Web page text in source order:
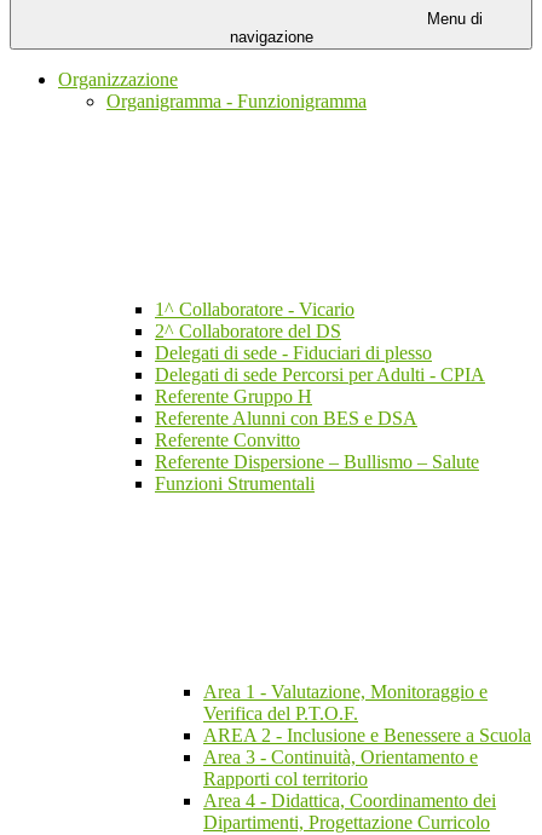
Menu di
navigazione
Organizzazione
Organigramma - Funzionigramma
1^ Collaboratore - Vicario
2^ Collaboratore del DS
Delegati di sede - Fiduciari di plesso
Delegati di sede Percorsi per Adulti - CPIA
Referente Gruppo H
Referente Alunni con BES e DSA
Referente Convitto
Referente Dispersione – Bullismo – Salute
Funzioni Strumentali
Area 1 - Valutazione, Monitoraggio e
Verifica del P.T.O.F.
AREA 2 - Inclusione e Benessere a Scuola
Area 3 - Continuità, Orientamento e
Rapporti col territorio
Area 4 - Didattica, Coordinamento dei
Dipartimenti, Progettazione Curricolo